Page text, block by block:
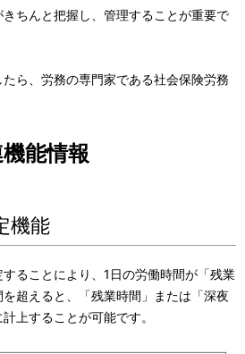
ちんと把握し、管理することが重要で
ら、労務の専門家である社会保険労務
機能情報
機能
することにより、1日の労働時間が「残業
超えると、「残業時間」または「深夜
上することが可能です。